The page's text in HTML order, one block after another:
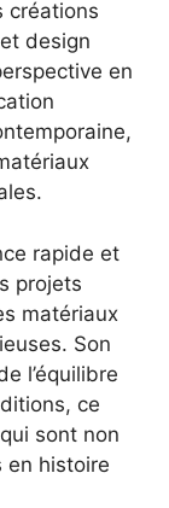
créations
design
en
rapide et
projets
matériaux
Son
l’équilibre
ce
sont non
en histoire